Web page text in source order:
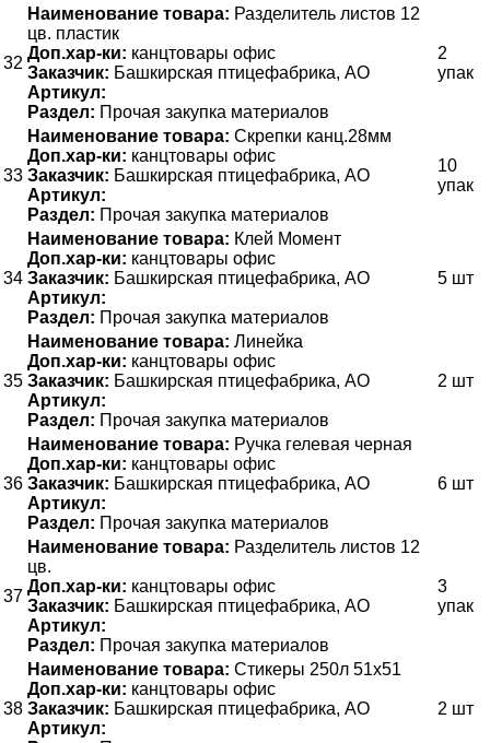
32
Наименование товара: Разделитель листов 12
цв. пластик
Доп.хар-ки: канцтовары офис
Заказчик: Башкирская птицефабрика, АО
Артикул:
Раздел: Прочая закупка материалов
2
упак
33
Наименование товара: Скрепки канц.28мм
Доп.хар-ки: канцтовары офис
Заказчик: Башкирская птицефабрика, АО
Артикул:
Раздел: Прочая закупка материалов
10
упак
34
Наименование товара: Клей Момент
Доп.хар-ки: канцтовары офис
Заказчик: Башкирская птицефабрика, АО
Артикул:
Раздел: Прочая закупка материалов
5 шт
35
Наименование товара: Линейка
Доп.хар-ки: канцтовары офис
Заказчик: Башкирская птицефабрика, АО
Артикул:
Раздел: Прочая закупка материалов
2 шт
36
Наименование товара: Ручка гелевая черная
Доп.хар-ки: канцтовары офис
Заказчик: Башкирская птицефабрика, АО
Артикул:
Раздел: Прочая закупка материалов
6 шт
37
Наименование товара: Разделитель листов 12
цв.
Доп.хар-ки: канцтовары офис
Заказчик: Башкирская птицефабрика, АО
Артикул:
Раздел: Прочая закупка материалов
3
упак
38
Наименование товара: Стикеры 250л 51х51
Доп.хар-ки: канцтовары офис
Заказчик: Башкирская птицефабрика, АО
Артикул:
2 шт